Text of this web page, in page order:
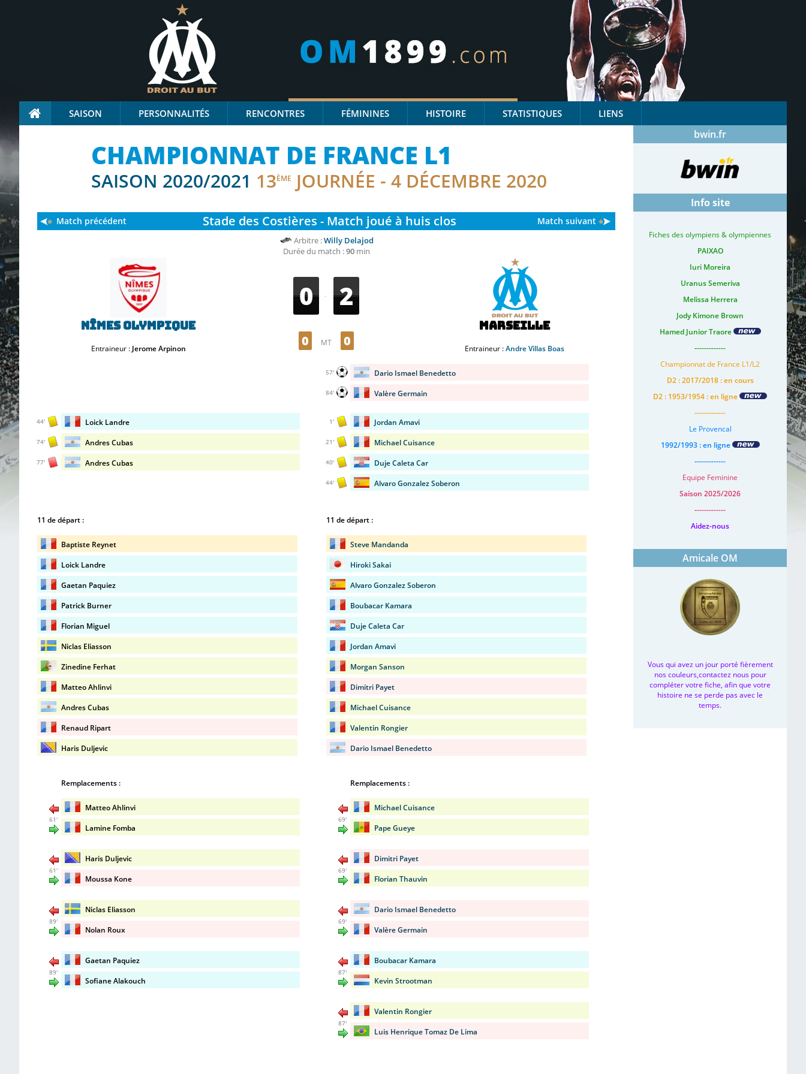
SAISON PERSONNALITÉS RENCONTRES FÉMININES HISTOIRE STATISTIQUES LIENS
CHAMPIONNAT DE FRANCE L1
SAISON 2020/2021 13ÈME JOURNÉE - 4 DÉCEMBRE 2020
Stade des Costières - Match joué à huis clos
Match précédent Match suivant
Arbitre :Willy Delajod
Durée du match :90min
Nîmes Olympique
Entraineur : Jerome Arpinon
0 - 2
0 MT 0
Marseille
Entraineur :Andre Villas Boas
Dario Ismael Benedetto
57'
Valère Germain
84'
Loick Landre
44'
Andres Cubas
74'
Andres Cubas
77'
Jordan Amavi
1'
Michael Cuisance
21'
Duje Caleta Car
40'
Alvaro Gonzalez Soberon
44'
11 de départ :
Baptiste Reynet
Loick Landre
Gaetan Paquiez
Patrick Burner
Florian Miguel
Niclas Eliasson
Zinedine Ferhat
Matteo Ahlinvi
Andres Cubas
Renaud Ripart
Haris Duljevic
11 de départ :
Steve Mandanda
Hiroki Sakai
Alvaro Gonzalez Soberon
Boubacar Kamara
Duje Caleta Car
Jordan Amavi
Morgan Sanson
Dimitri Payet
Michael Cuisance
Valentin Rongier
Dario Ismael Benedetto
Remplacements :
Matteo Ahlinvi
61'
Lamine Fomba
Haris Duljevic
61'
Moussa Kone
Niclas Eliasson
89'
Nolan Roux
Gaetan Paquiez
89'
Sofiane Alakouch
Remplacements :
Michael Cuisance
69'
Pape Gueye
Dimitri Payet
69'
Florian Thauvin
Dario Ismael Benedetto
69'
Valère Germain
Boubacar Kamara
87'
Kevin Strootman
Valentin Rongier
87'
Luis Henrique Tomaz De Lima
bwin.fr
Info site
Fiches des olympiens & olympiennes
PAIXAO
Iuri Moreira
Uranus Semeriva
Melissa Herrera
Jody Kimone Brown
Hamed Junior Traore
-------------
Championnat de France L1/L2
D2 : 2017/2018 : en cours
D2 : 1953/1954 : en ligne
-------------
Le Provencal
1992/1993 : en ligne
-------------
Equipe Feminine
Saison 2025/2026
-------------
Aidez-nous
Amicale OM
Vous qui avez un jour porté fièrement
nos couleurs,contactez nous pour
compléter votre fiche, afin que votre
histoire ne se perde pas avec le
temps.